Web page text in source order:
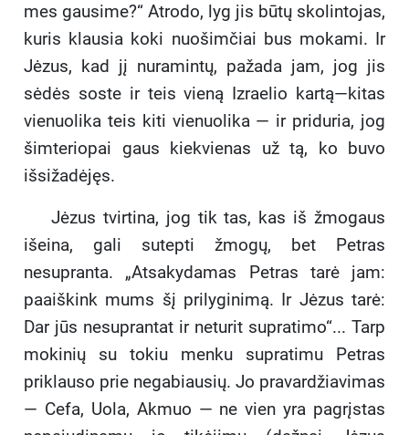
mes gausime?“ Atrodo, lyg jis būtų skolintojas,
kuris klausia koki nuošimčiai bus mokami. Ir
Jėzus, kad jį nuramintų, pažada jam, jog jis
sėdės soste ir teis vieną Izraelio kartą—kitas
vienuolika teis kiti vienuolika — ir priduria, jog
šimteriopai gaus kiekvienas už tą, ko buvo
išsižadėjęs.
Jėzus tvirtina, jog tik tas, kas iš žmogaus
išeina, gali sutepti žmogų, bet Petras
nesupranta. „Atsakydamas Petras tarė jam:
paaiškink mums šį prilyginimą. Ir Jėzus tarė:
Dar jūs nesuprantat ir neturit supratimo“... Tarp
mokinių su tokiu menku supratimu Petras
priklauso prie negabiausių. Jo pravardžiavimas
— Cefa, Uola, Akmuo — ne vien yra pagrįstas